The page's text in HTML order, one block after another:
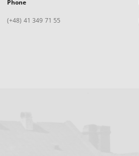
Phone
(+48) 41 349 71 55